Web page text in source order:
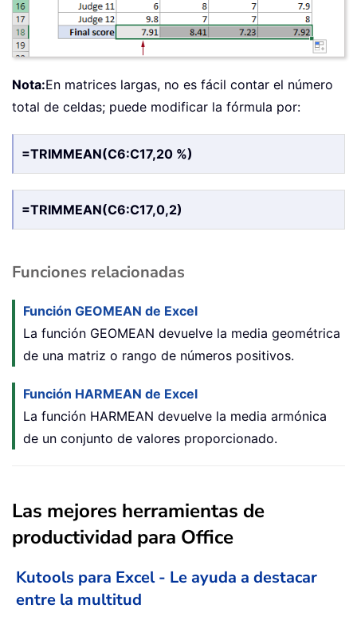
Nota:En matrices largas, no es fácil contar el número
total de celdas; puede modificar la fórmula por:
=TRIMMEAN(C6:C17,20 %)
=TRIMMEAN(C6:C17,0,2)
Funciones relacionadas
Función GEOMEAN de Excel
La función GEOMEAN devuelve la media geométrica
de una matriz o rango de números positivos.
Función HARMEAN de Excel
La función HARMEAN devuelve la media armónica
de un conjunto de valores proporcionado.
Las mejores herramientas de
productividad para Office
Kutools para Excel - Le ayuda a destacar
entre la multitud